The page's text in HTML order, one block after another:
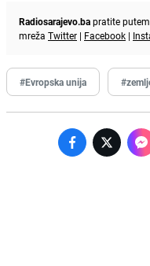
Radiosarajevo.bapratite
mreža Twitter | Facebook |
#Evropska unija